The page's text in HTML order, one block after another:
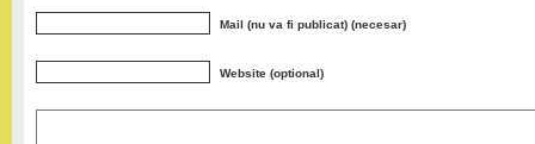
Mail (nu va fi publicat) (necesar)
Website (optional)